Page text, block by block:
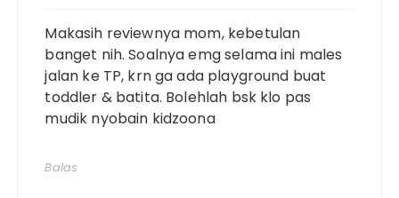
Makasih reviewnya mom, kebetulan
banget nih. Soalnya emg selama ini males
jalan ke TP, krn ga ada playground buat
toddler & batita. Bolehlah bsk klo pas
mudik nyobain kidzoona
Balas